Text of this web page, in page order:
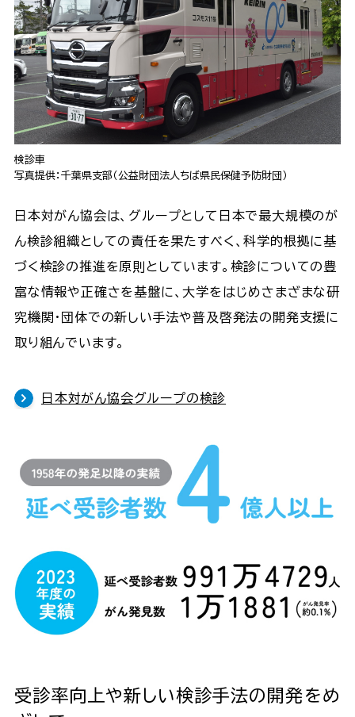
検診車
写真提供：千葉県支部（公益財団法人ちば県民保健予防財団）
日本対がん協会は、グループとして日本で最大規模のが
ん検診組織としての責任を果たすべく、科学的根拠に基
づく検診の推進を原則としています。検診についての豊
富な情報や正確さを基盤に、大学をはじめさまざまな研
究機関・団体での新しい手法や普及啓発法の開発支援に
取り組んでいます。
日本対がん協会グループの検診
受診率向上や新しい検診手法の開発をめ